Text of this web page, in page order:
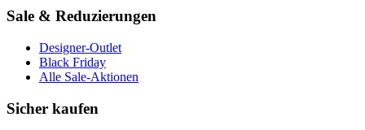
Sale & Reduzierungen
Designer-Outlet
Black Friday
Alle Sale-Aktionen
Sicher kaufen